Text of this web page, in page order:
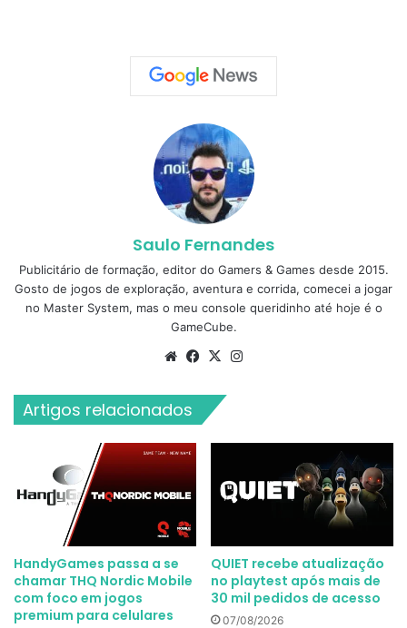
Saulo Fernandes
Publicitário de formação, editor do Gamers & Games desde 2015.
Gosto de jogos de exploração, aventura e corrida, comecei a jogar
no Master System, mas o meu console queridinho até hoje é o
GameCube.
WebsiteFacebook
X
Artigos relacionados
HandyGames passa a se
chamar THQ Nordic Mobile
com foco em jogos
premium para celulares
QUIET recebe atualização
no playtest após mais de
30 mil pedidos de acesso
07/08/2026